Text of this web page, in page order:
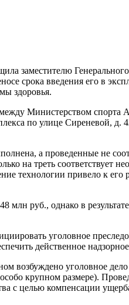
заместителю
срока введения его в
здоровья.
между Министерством
по улице Сиреневой, д.
а проведенные не
на треть соответствует
технологии привело к
млн руб., однако в
уголовное
действенное
возбуждено уголовное
крупном размере).
с целью компенсации